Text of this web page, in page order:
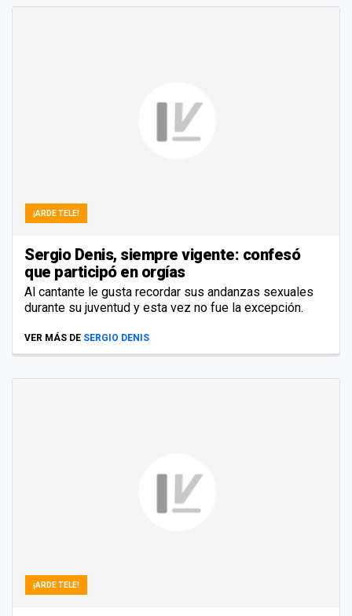
¡ARDE TELE!
Sergio Denis, siempre vigente: confesó
que participó en orgías
Al cantante le gusta recordar sus andanzas sexuales
durante su juventud y esta vez no fue la excepción.
VER MÁS DE SERGIO DENIS
¡ARDE TELE!